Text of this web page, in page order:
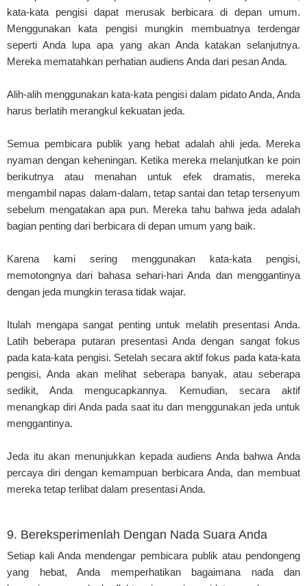
kata-kata pengisi dapat merusak berbicara di depan umum.
Menggunakan kata pengisi mungkin membuatnya terdengar
seperti Anda lupa apa yang akan Anda katakan selanjutnya.
Mereka mematahkan perhatian audiens Anda dari pesan Anda.
Alih-alih menggunakan kata-kata pengisi dalam pidato Anda, Anda
harus berlatih merangkul kekuatan jeda.
Semua pembicara publik yang hebat adalah ahli jeda. Mereka
nyaman dengan keheningan. Ketika mereka melanjutkan ke poin
berikutnya atau menahan untuk efek dramatis, mereka
mengambil napas dalam-dalam, tetap santai dan tetap tersenyum
sebelum mengatakan apa pun. Mereka tahu bahwa jeda adalah
bagian penting dari berbicara di depan umum yang baik.
Karena kami sering menggunakan kata-kata pengisi,
memotongnya dari bahasa sehari-hari Anda dan menggantinya
dengan jeda mungkin terasa tidak wajar.
Itulah mengapa sangat penting untuk melatih presentasi Anda.
Latih beberapa putaran presentasi Anda dengan sangat fokus
pada kata-kata pengisi. Setelah secara aktif fokus pada kata-kata
pengisi, Anda akan melihat seberapa banyak, atau seberapa
sedikit, Anda mengucapkannya. Kemudian, secara aktif
menangkap diri Anda pada saat itu dan menggunakan jeda untuk
menggantinya.
Jeda itu akan menunjukkan kepada audiens Anda bahwa Anda
percaya diri dengan kemampuan berbicara Anda, dan membuat
mereka tetap terlibat dalam presentasi Anda.
9. Bereksperimenlah Dengan Nada Suara Anda
Setiap kali Anda mendengar pembicara publik atau pendongeng
yang hebat, Anda memperhatikan bagaimana nada dan